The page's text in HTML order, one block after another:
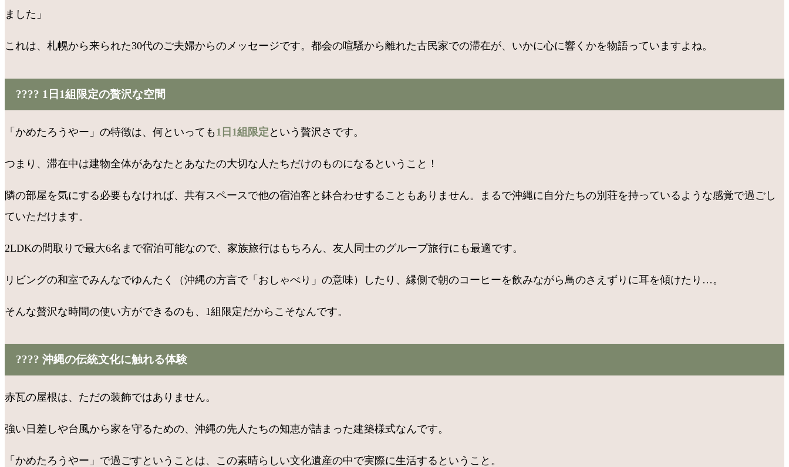
ました」
これは、札幌から来られた30代のご夫婦からのメッセージです。都会の喧騒から離れた古民家での滞在が、いかに心に響くかを物語っていますよね。
???? 1日1組限定の贅沢な空間
「かめたろうやー」の特徴は、何といっても 1日1組限定 という贅沢さです。
つまり、滞在中は建物全体があなたとあなたの大切な人たちだけのものになるということ！
隣の部屋を気にする必要もなければ、共有スペースで他の宿泊客と鉢合わせすることもありません。まるで沖縄に自分たちの別荘を持っているような感覚で過ごし
ていただけます。
2LDKの間取りで最大6名まで宿泊可能なので、家族旅行はもちろん、友人同士のグループ旅行にも最適です。
リビングの和室でみんなでゆんたく（沖縄の方言で「おしゃべり」の意味）したり、縁側で朝のコーヒーを飲みながら鳥のさえずりに耳を傾けたり…。
そんな贅沢な時間の使い方ができるのも、1組限定だからこそなんです。
???? 沖縄の伝統文化に触れる体験
赤瓦の屋根は、ただの装飾ではありません。
強い日差しや台風から家を守るための、沖縄の先人たちの知恵が詰まった建築様式なんです。
「かめたろうやー」で過ごすということは、この素晴らしい文化遺産の中で実際に生活するということ。